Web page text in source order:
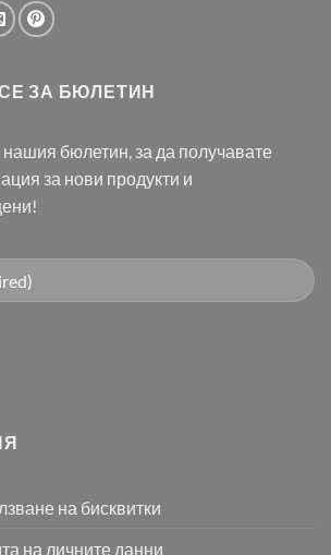
ЗА БЮЛЕТИН
бюлетин, за да получавате
за нови продукти и
на бисквитки
на личните данни